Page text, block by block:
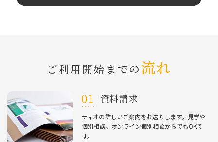
ご利⽤開始までの流れ
資料請求
ティオの詳しいご案内をお送りします。⾒学や
個別相談、オンライン個別相談からでもOKで
す。